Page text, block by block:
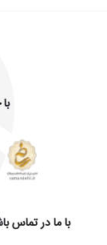
با ما در تماس